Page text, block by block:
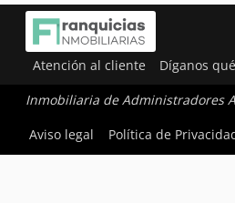
Atención al cliente Díganos
Inmobiliaria de Administradores
Aviso legal
Política de